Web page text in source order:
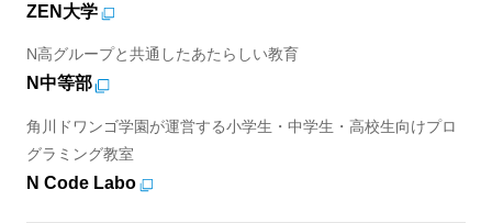
ZEN大学
N高グループと共通したあたらしい教育
N中等部
角川ドワンゴ学園が運営する小学生・中学生・高校生向けプロ
グラミング教室
N Code Labo